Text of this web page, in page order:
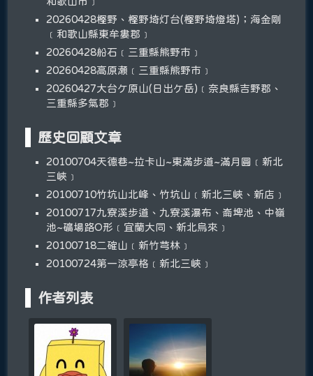
20260428樫野、樫野埼灯台(樫野埼燈塔)；海金剛
﹝和歌山縣東牟婁郡﹞
20260428船石﹝三重縣熊野市﹞
20260428高原瀬﹝三重縣熊野市﹞
20260427大台ケ原山(日出ケ岳)﹝奈良縣吉野郡、
三重縣多氣郡﹞
歷史回顧文章
20100704天德巷~拉卡山~東滿步道~滿月圓﹝新北
三峽﹞
20100710竹坑山北峰、竹坑山﹝新北三峽、新店﹞
20100717九寮溪步道、九寮溪瀑布、崙埤池、中嶺
池~礦場路O形﹝宜蘭大同、新北烏來﹞
20100718二確山﹝新竹芎林﹞
20100724第一涼亭格﹝新北三峽﹞
作者列表